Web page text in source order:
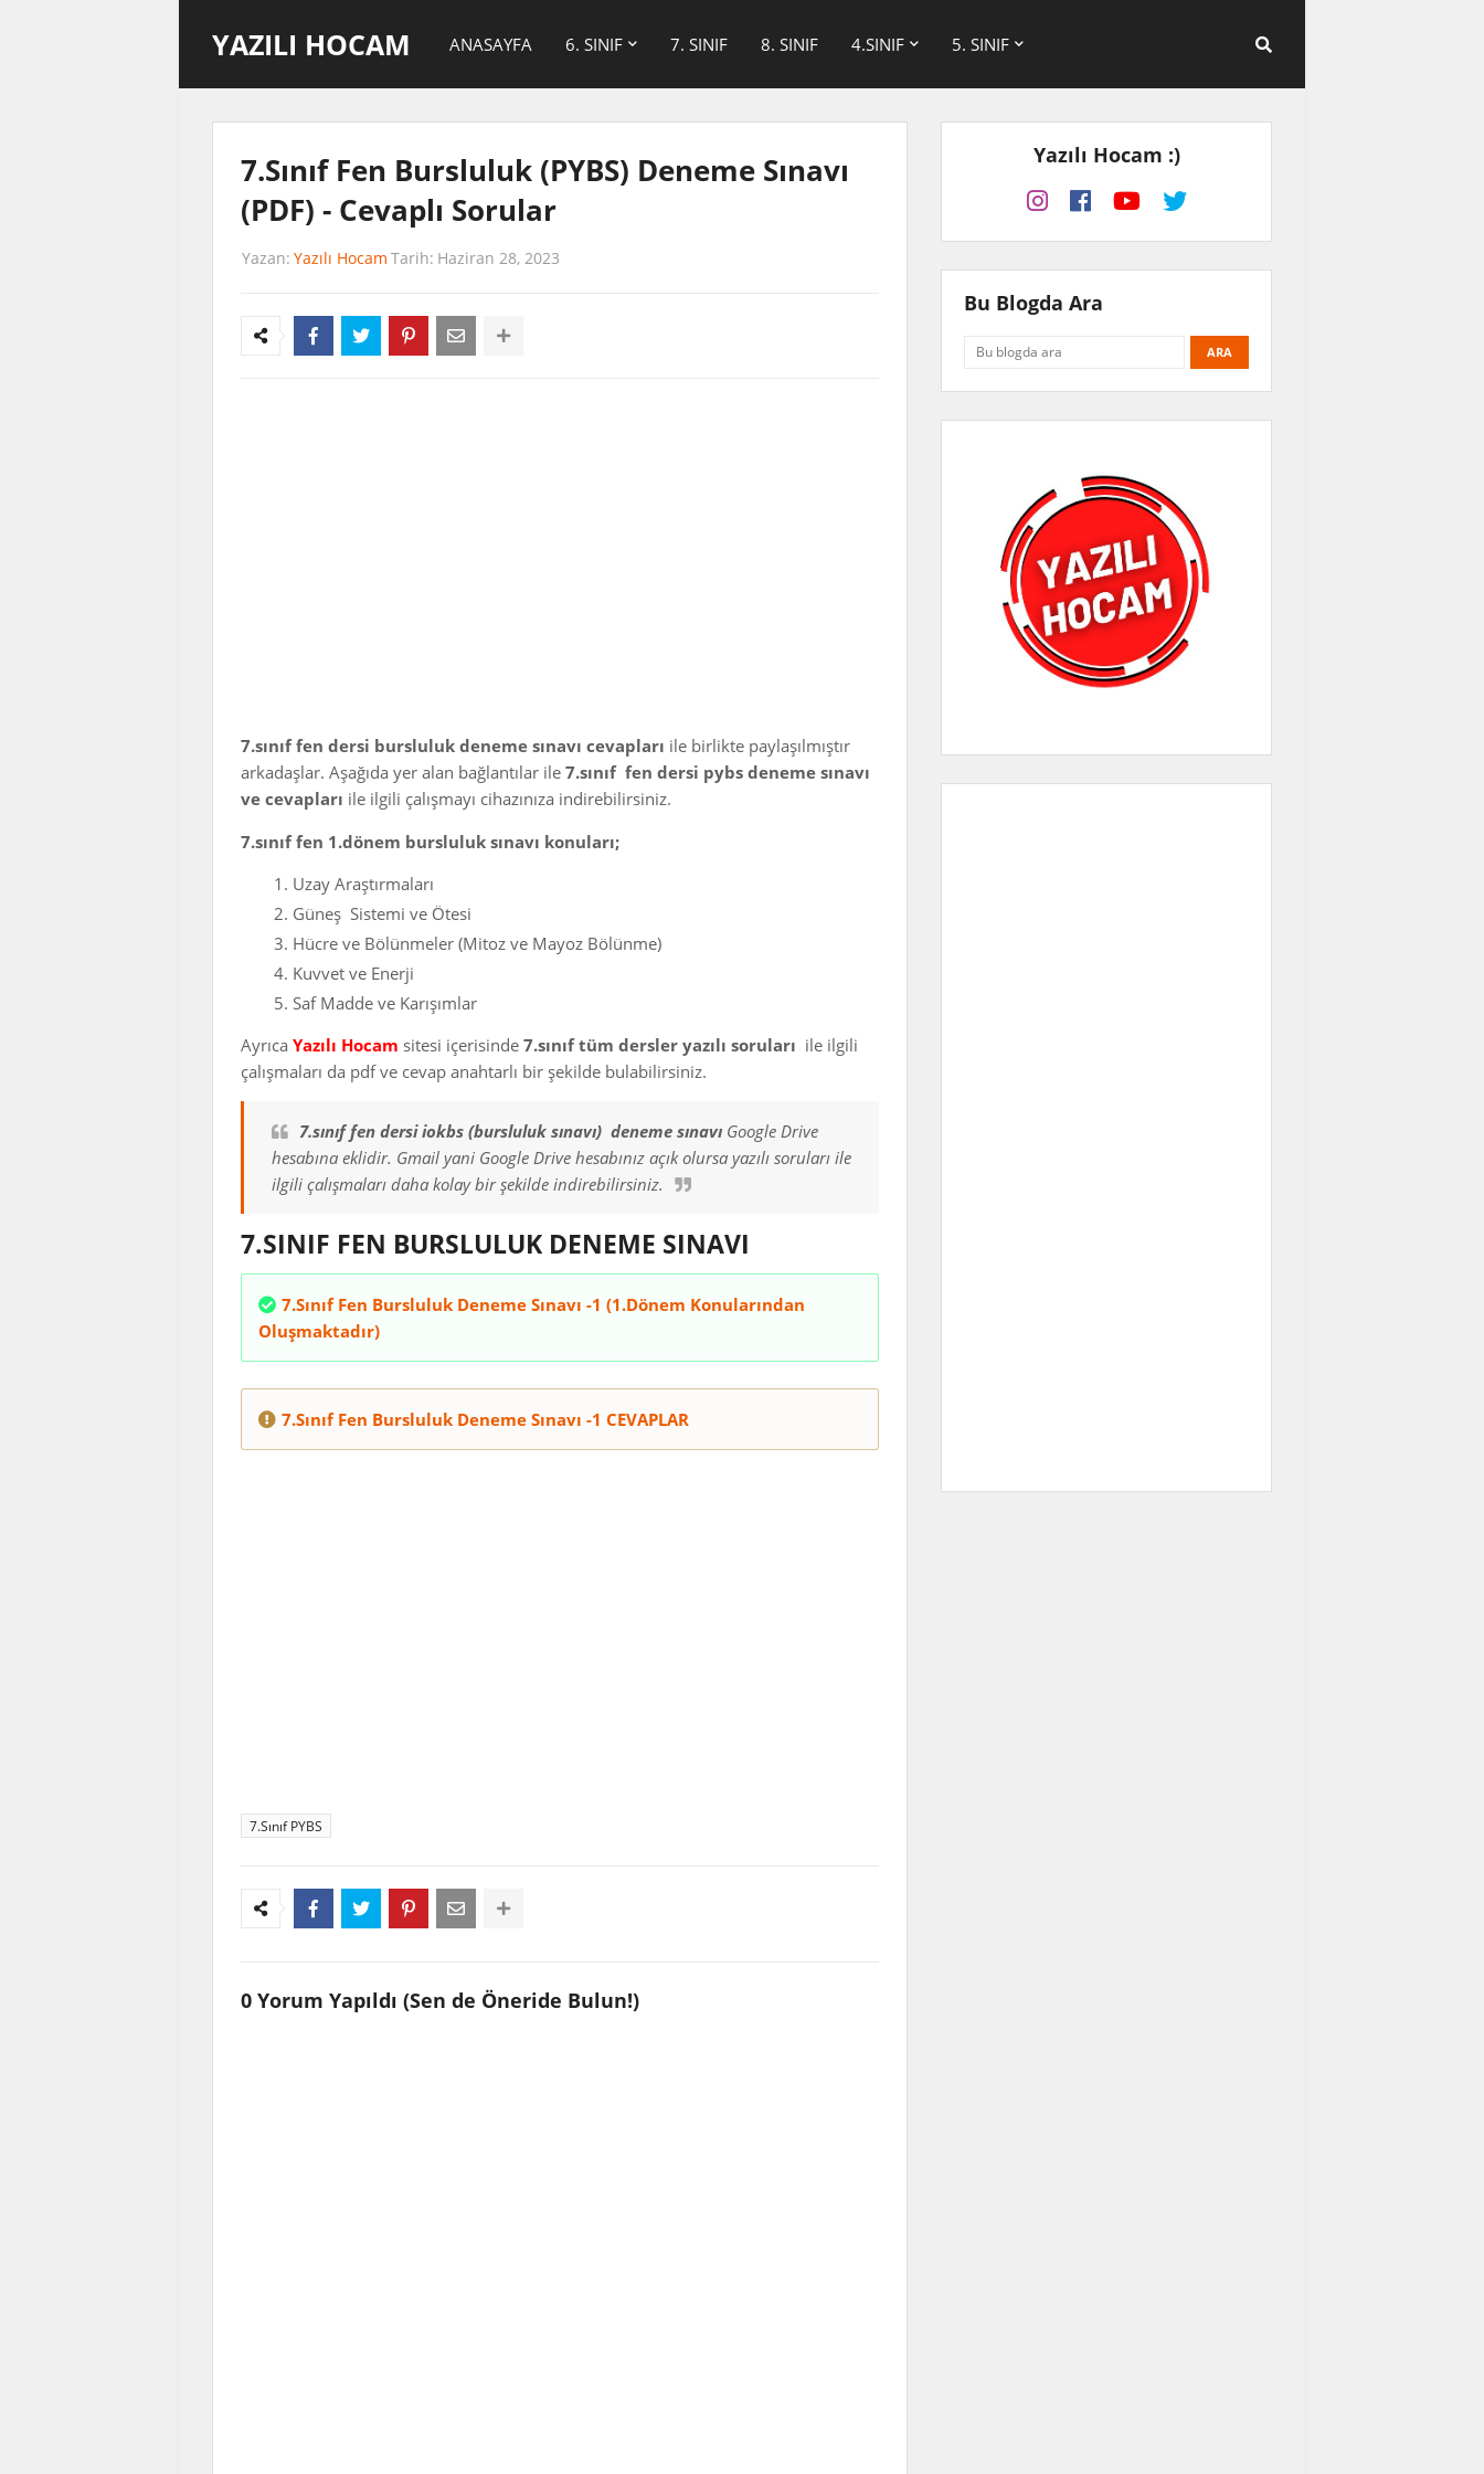
YAZILI HOCAM ANASAYFA 6. SINIF 7. SINIF 8. SINIF 4.SINIF 5. SINIF
7.Sınıf Fen Bursluluk (PYBS) Deneme Sınavı
(PDF) - Cevaplı Sorular
Yazan: Yazılı Hocam Tarih: Haziran 28, 2023
7.sınıf fen dersi bursluluk deneme sınavı cevapları ile birlikte paylaşılmıştır
arkadaşlar. Aşağıda yer alan bağlantılar ile 7.sınıf fen dersi pybs deneme sınavı
ve cevapları ile ilgili çalışmayı cihazınıza indirebilirsiniz.
7.sınıf fen 1.dönem bursluluk sınavı konuları;
Uzay Araştırmaları
Güneş Sistemi ve Ötesi
Hücre ve Bölünmeler (Mitoz ve Mayoz Bölünme)
Kuvvet ve Enerji
Saf Madde ve Karışımlar
Ayrıca Yazılı Hocam sitesi içerisinde 7.sınıf tüm dersler yazılı soruları ile ilgili
çalışmaları da pdf ve cevap anahtarlı bir şekilde bulabilirsiniz.
7.sınıf fen dersi iokbs (bursluluk sınavı) deneme sınavı Google Drive
hesabına eklidir. Gmail yani Google Drive hesabınız açık olursa yazılı soruları ile
ilgili çalışmaları daha kolay bir şekilde indirebilirsiniz.
7.SINIF FEN BURSLULUK DENEME SINAVI
7.Sınıf Fen Bursluluk Deneme Sınavı -1 (1.Dönem Konularından
Oluşmaktadır)
7.Sınıf Fen Bursluluk Deneme Sınavı -1 CEVAPLAR
7.Sınıf PYBS
0 Yorum Yapıldı (Sen de Öneride Bulun!)
Yazılı Hocam :)
Bu Blogda Ara